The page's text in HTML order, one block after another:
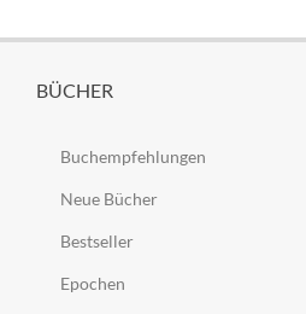
BÜCHER
Buchempfehlungen
Neue Bücher
Bestseller
Epochen